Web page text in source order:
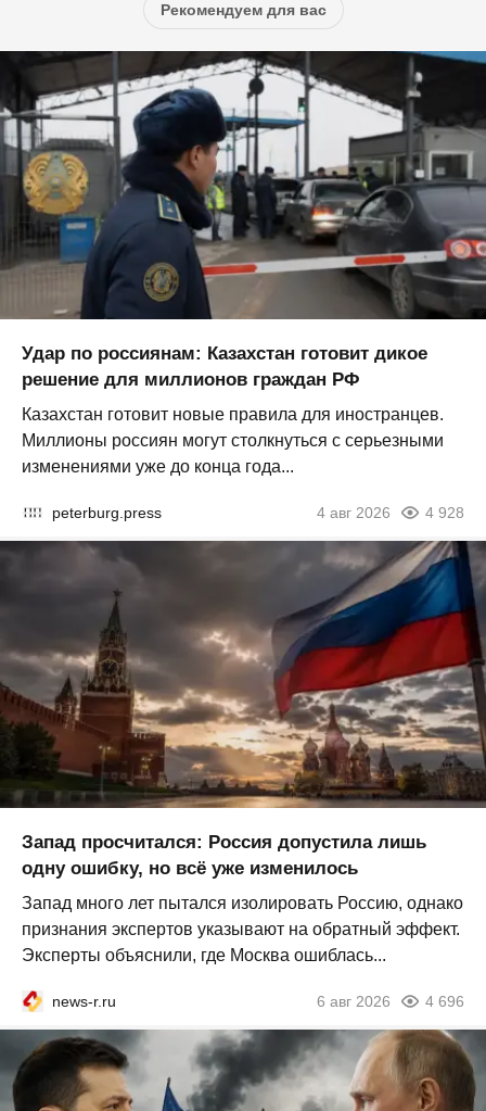
Рекомендуем для вас
Удар по россиянам: Казахстан готовит дикое
решение для миллионов граждан РФ
Казахстан готовит новые правила для иностранцев.
Миллионы россиян могут столкнуться с серьезными
изменениями уже до конца года...
peterburg.press 4 авг 2026 4 928
Запад просчитался: Россия допустила лишь
одну ошибку, но всё уже изменилось
Запад много лет пытался изолировать Россию, однако
признания экспертов указывают на обратный эффект.
Эксперты объяснили, где Москва ошиблась...
news-r.ru 6 авг 2026 4 696